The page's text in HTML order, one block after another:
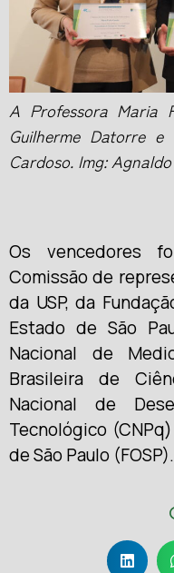
A Professora Maria
Guilherme Datorre
Cardoso. Img:
Os vencedores
Comissão de
da USP, da
Estado de São
Nacional de
Brasileira de
Nacional de
Tecnológico
de São Paulo (FOSP).